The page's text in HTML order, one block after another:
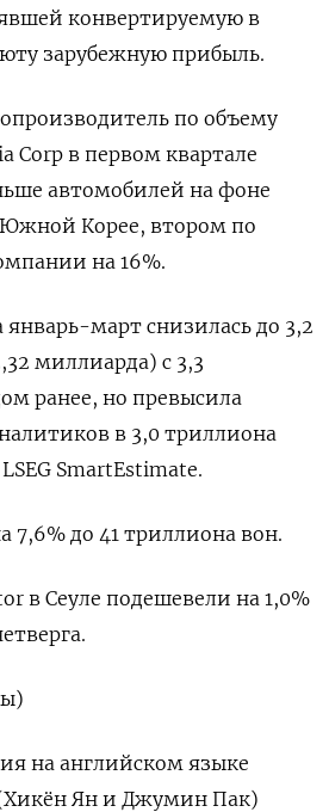
конвертируемую в
зарубежную прибыль.
по объему
Corp в первом квартале
автомобилей на фоне
Корее, втором по
на 16%.
март снизилась до 3,2
миллиарда) с 3,3
ранее, но превысила
в 3,0 триллиона
SmartEstimate.
7,6% до 41 триллиона вон.
в Сеуле подешевели на 1,0%
на английском языке
Ян и Джумин Пак)